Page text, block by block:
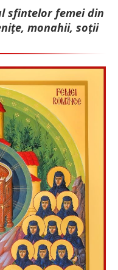
sfintelor femei din
monahii, soții